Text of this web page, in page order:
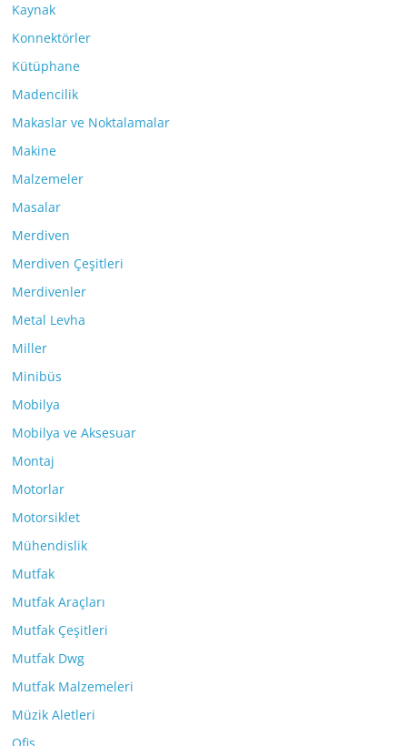
Kaynak
Konnektörler
Kütüphane
Madencilik
Makaslar ve Noktalamalar
Makine
Malzemeler
Masalar
Merdiven
Merdiven Çeşitleri
Merdivenler
Metal Levha
Miller
Minibüs
Mobilya
Mobilya ve Aksesuar
Montaj
Motorlar
Motorsiklet
Mühendislik
Mutfak
Mutfak Araçları
Mutfak Çeşitleri
Mutfak Dwg
Mutfak Malzemeleri
Müzik Aletleri